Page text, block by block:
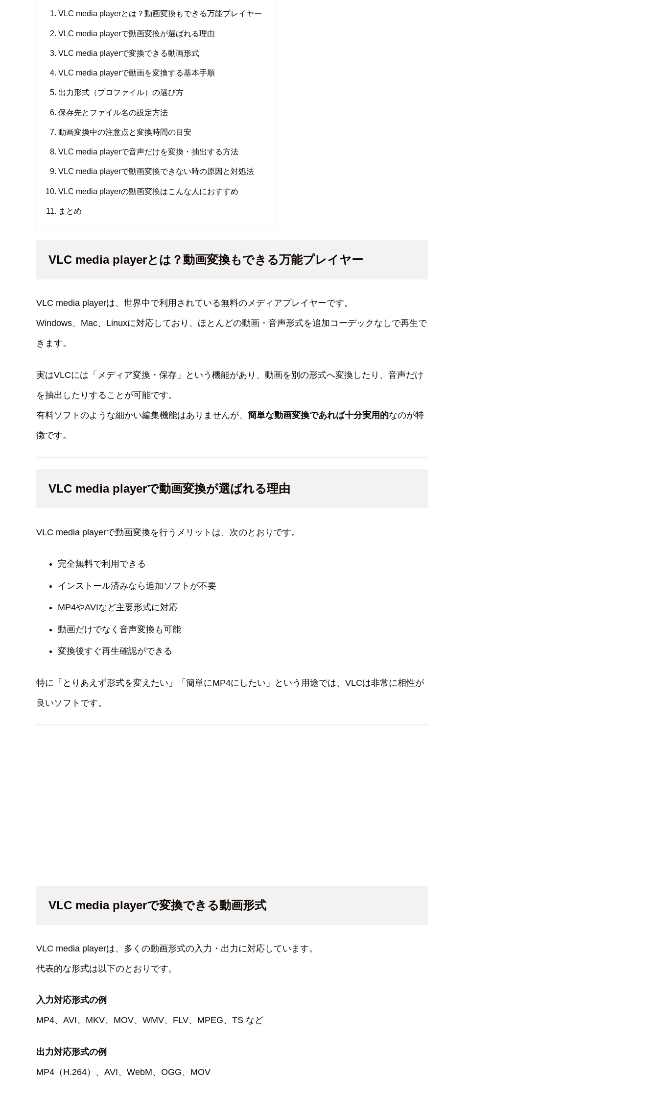
VLC media playerとは？動画変換もできる万能プレイヤー
VLC media playerで動画変換が選ばれる理由
VLC media playerで変換できる動画形式
VLC media playerで動画を変換する基本手順
出力形式（プロファイル）の選び方
保存先とファイル名の設定方法
動画変換中の注意点と変換時間の目安
VLC media playerで音声だけを変換・抽出する方法
VLC media playerで動画変換できない時の原因と対処法
VLC media playerの動画変換はこんな人におすすめ
まとめ
VLC media playerとは？動画変換もできる万能プレイヤー
VLC media playerは、世界中で利用されている無料のメディアプレイヤーです。
Windows、Mac、Linuxに対応しており、ほとんどの動画・音声形式を追加コーデックなしで再生で
きます。
実はVLCには「メディア変換・保存」という機能があり、動画を別の形式へ変換したり、音声だけ
を抽出したりすることが可能です。
有料ソフトのような細かい編集機能はありませんが、 簡単な動画変換であれば十分実用的なのが特
徴です。
VLC media playerで動画変換が選ばれる理由
VLC media playerで動画変換を行うメリットは、次のとおりです。
完全無料で利用できる
インストール済みなら追加ソフトが不要
MP4やAVIなど主要形式に対応
動画だけでなく音声変換も可能
変換後すぐ再生確認ができる
特に「とりあえず形式を変えたい」「簡単にMP4にしたい」という用途では、VLCは非常に相性が
良いソフトです。
VLC media playerで変換できる動画形式
VLC media playerは、多くの動画形式の入力・出力に対応しています。
代表的な形式は以下のとおりです。
入力対応形式の例
MP4、AVI、MKV、MOV、WMV、FLV、MPEG、TS など
出力対応形式の例
MP4（H.264）、AVI、WebM、OGG、MOV